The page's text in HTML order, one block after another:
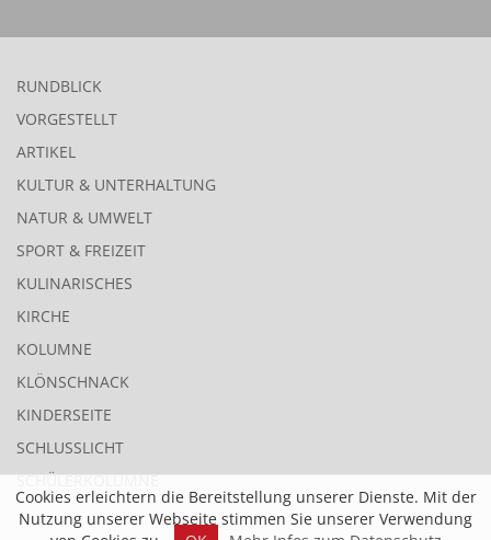
Cookies erleichtern die Bereitstellung unserer Dienste. Mit der
Nutzung unserer Webseite stimmen Sie unserer Verwendung
RUNDBLICK
VORGESTELLT
ARTIKEL
KULTUR & UNTERHALTUNG
NATUR & UMWELT
SPORT & FREIZEIT
KULINARISCHES
KIRCHE
KOLUMNE
KLÖNSCHNACK
KINDERSEITE
SCHLUSSLICHT
SCHÜLERKOLUMNE